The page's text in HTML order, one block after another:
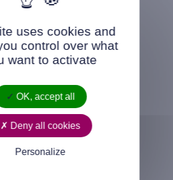
Ville
cedex
uses cookies and
control over what
want to activate
OK, accept all
Deny all cookies
Personalize